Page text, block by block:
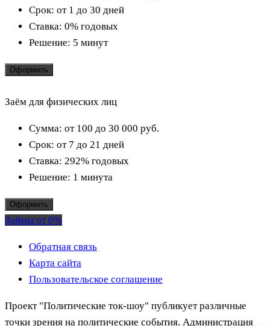
Срок: от 1 до 30 дней
Ставка: 0% годовых
Решение: 5 минут
Оформить
Заём для физических лиц
Сумма: от 100 до 30 000 руб.
Срок: от 7 до 21 дней
Ставка: 292% годовых
Решение: 1 минута
Оформить
Займы от 0%
Обратная связь
Карта сайта
Пользовательское соглашение
Проект "Политические ток-шоу" публикует различные
точки зрения на политические события. Администрация